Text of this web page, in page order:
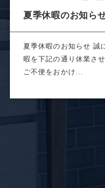
夏季休暇のお知ら
夏季休暇のお知らせ 誠
暇を下記の通り休業さ
ご不便をおかけ...